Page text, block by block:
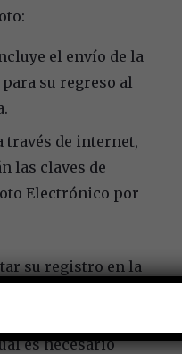
el envío de la
su regreso al
través de internet,
las claves de
Electrónico por
su registro en la
es necesario